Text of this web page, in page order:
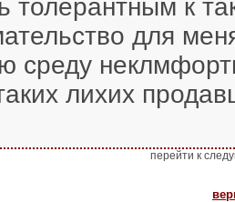
толерантным к
для
среду
лихих
перейти к